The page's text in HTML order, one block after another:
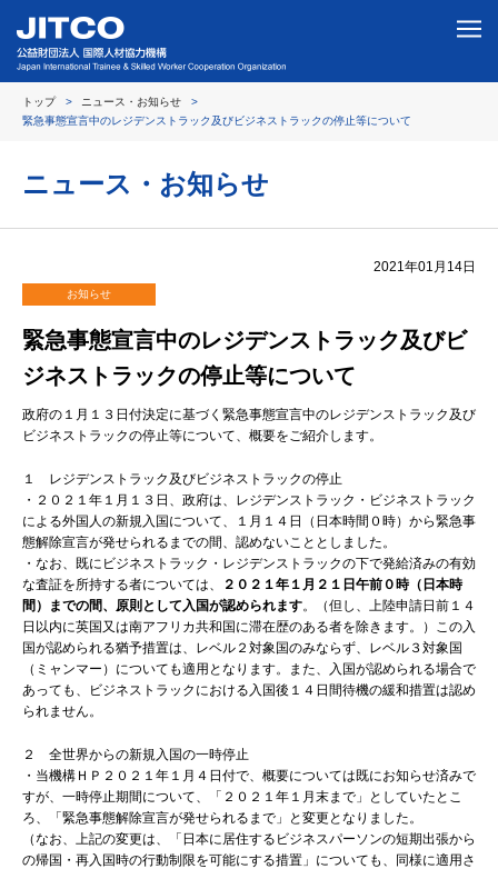
トップ
ニュース・お知らせ
緊急事態宣言中のレジデンストラック及びビジネストラックの停止等について
ニュース・お知らせ
2021年01月14日
お知らせ
緊急事態宣言中のレジデンストラック及びビ
ジネストラックの停止等について
政府の１月１３日付決定に基づく緊急事態宣言中のレジデンストラック及び
ビジネストラックの停止等について、概要をご紹介します。
１ レジデンストラック及びビジネストラックの停止
・２０２１年１月１３日、政府は、レジデンストラック・ビジネストラック
による外国人の新規入国について、１月１４日（日本時間０時）から緊急事
態解除宣言が発せられるまでの間、認めないこととしました。
・なお、既にビジネストラック・レジデンストラックの下で発給済みの有効
な査証を所持する者については、
２０２１年１月２１日午前０時（日本時
間）までの間、原則として入国が認められます。
（但し、上陸申請日前１４
日以内に英国又は南アフリカ共和国に滞在歴のある者を除きます。）
この入
国が認められる猶予措置は、レベル２対象国のみならず、レベル３対象国
（ミャンマー）についても適用となります。また、入国が認められる場合で
あっても、ビジネストラックにおける入国後１４日間待機の緩和措置は認め
られません。
２ 全世界からの新規入国の一時停止
・当機構ＨＰ２０２１年１月４日付で、概要については既にお知らせ済みで
すが、一時停止期間について、「２０２１年１月末まで」としていたとこ
ろ、「緊急事態解除宣言が発せられるまで」と変更となりました。
（なお、上記の変更は、「日本に居住するビジネスパーソンの短期出張から
の帰国・再入国時の行動制限を可能にする措置」についても、同様に適用さ